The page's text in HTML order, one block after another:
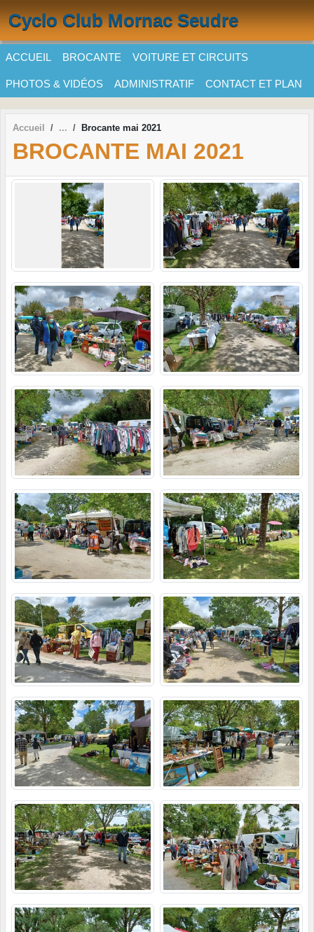
Cyclo Club Mornac Seudre
ACCUEIL BROCANTE VOITURE ET CIRCUITS
PHOTOS & VIDÉOS ADMINISTRATIF CONTACT ET PLAN
Accueil Brocante mai 2021
BROCANTE MAI 2021